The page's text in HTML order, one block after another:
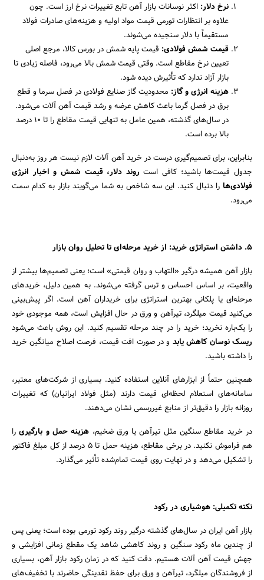
نرخ دلار: اکثر نوسانات بازار آهن تابع تغییرات نرخ ارز است. چون
علاوه بر انتظارات تورمی قیمت مواد اولیه و هزینه‌های صادرات فولاد
مستقیماً با دلار سنجیده می‌شوند.
قیمت شمش فولادی: قیمت پایه شمش در بورس کالا، مرجع اصلی
تعیین نرخ مقاطع است. وقتی قیمت شمش بالا می‌رود، فاصله زیادی تا
بازار آزاد ندارد که تأثیرش دیده شود.
هزینه انرژی و گاز: محدودیت گاز صنایع فولادی در فصل سرما و قطع
برق در فصل گرما باعث کاهش عرضه و رشد قیمت آهن آلات می‌شود.
در سال‌های گذشته، همین عامل به تنهایی قیمت مقاطع را تا ۱۰ درصد
بالا برده است.
بنابراین، برای تصمیم‌گیری درست در خرید آهن آلات لازم نیست هر روز به‌دنبال
جدول قیمت‌ها باشید؛ کافی است روند دلار، قیمت شمش و اخبار انرژی
فولادی‌ها را دنبال کنید. این سه شاخص به شما می‌گویند بازار به کدام سمت
می‌رود.
۵. داشتن استراتژی خرید: از خرید مرحله‌ای تا تحلیل روان بازار
بازار آهن همیشه درگیر «التهاب و روان قیمتی» است؛ یعنی تصمیم‌ها بیشتر از
واقعیت، بر اساس احساس و ترس گرفته می‌شوند. به همین دلیل، خریدهای
مرحله‌ای یا پلکانی بهترین استراتژی برای خریداران آهن است. اگر پیش‌بینی
می‌کنید قیمت‌ میلگرد، تیرآهن و ورق در حال افزایش است، همه موجودی خود
را یک‌باره نخرید؛ خرید را در چند مرحله تقسیم کنید. این روش باعث می‌شود
ریسک نوسان کاهش یابد و در صورت افت قیمت، فرصت اصلاح میانگین خرید
را داشته باشید.
همچنین حتماً از ابزارهای آنلاین استفاده کنید. بسیاری از شرکت‌های معتبر،
سامانه‌های استعلام لحظه‌ای قیمت دارند (مثل فولاد ایرانیان) که تغییرات
روزانه بازار را دقیق‌تر از منابع غیررسمی نشان می‌دهند.
در خرید مقاطع سنگین مثل تیرآهن یا ورق ضخیم، هزینه حمل و بارگیریرا
هم فراموش نکنید. در برخی مقاطع، هزینه حمل تا ۵ درصد از کل مبلغ فاکتور
را تشکیل می‌دهد و در نهایت روی قیمت تمام‌شده تأثیر می‌گذارد.
نکته تکمیلی: هوشیاری در رکود
بازار آهن ایران در سال‌های گذشته درگیر روند رکود تورمی بوده است؛ یعنی پس
از چندین ماه رکود سنگین و روند کاهشی شاهد یک مقطع زمانی افزایشی و
جهش قیمت آهن آلات هستیم. دقت کنید که در زمان رکود بازار آهن، بسیاری
از فروشندگان میلگرد، تیرآهن و ورق برای حفظ نقدینگی حاضرند با تخفیف‌های